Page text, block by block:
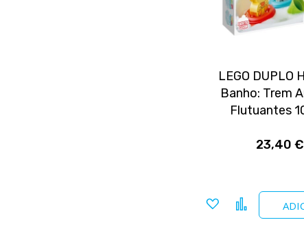
LEGO DUPLO
Banho: Trem
Flutuantes
23,40 €
AdicionarComparar